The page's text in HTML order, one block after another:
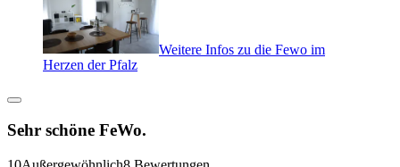
Weitere Infos zu die Fewo im
Herzen der Pfalz
Sehr schöne FeWo.